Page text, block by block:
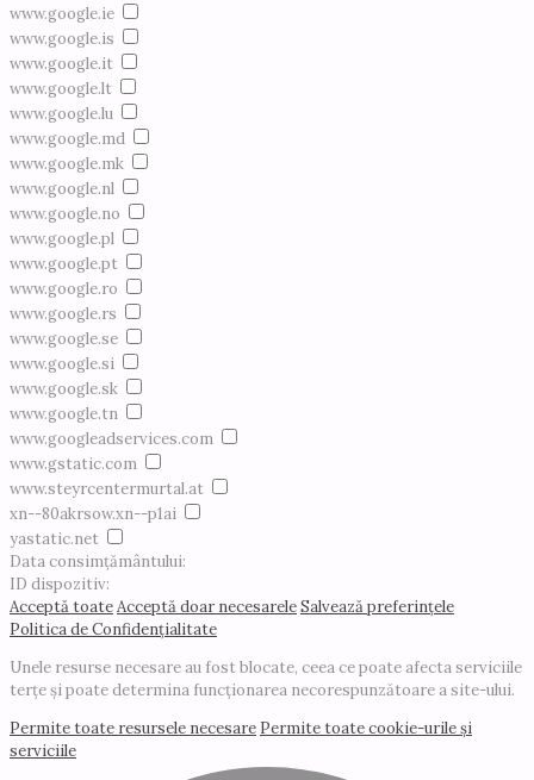
www.google.ie
www.google.is
www.google.it
www.google.lt
www.google.lu
www.google.md
www.google.mk
www.google.nl
www.google.no
www.google.pl
www.google.pt
www.google.ro
www.google.rs
www.google.se
www.google.si
www.google.sk
www.google.tn
www.googleadservices.com
www.gstatic.com
www.steyrcentermurtal.at
xn--80akrsow.xn--p1ai
yastatic.net
Data consimțământului:
ID dispozitiv:
Acceptă toateAcceptă doar necesareleSalvează preferințele
Politica de Confidențialitate
Unele resurse necesare au fost blocate, ceea ce poate afecta serviciile
terțe și poate determina funcționarea necorespunzătoare a site-ului.
Permite toate resursele necesare Permite toate cookie-urile și
serviciile